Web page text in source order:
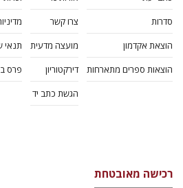
סדרות
הוצאת אקדמון
הוצאות ספרים מתארחות
צרו קשר
מועצה מדעית
דירקטוריון
הגשת כתב יד
תנאי
פרס
רכישה מאובטחת